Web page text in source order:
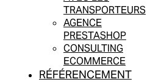
TRANSPORTEURS
AGENCE
PRESTASHOP
CONSULTING
ECOMMERCE
RÉFÉRENCEMENT